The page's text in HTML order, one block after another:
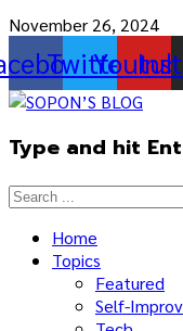
November 26, 2024
Twitter
Type and hit
Home
Topics
Featured
Self-